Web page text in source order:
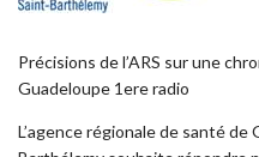
Précisions de l’ARS sur une
Guadeloupe 1ere radio
L’agence régionale de santé